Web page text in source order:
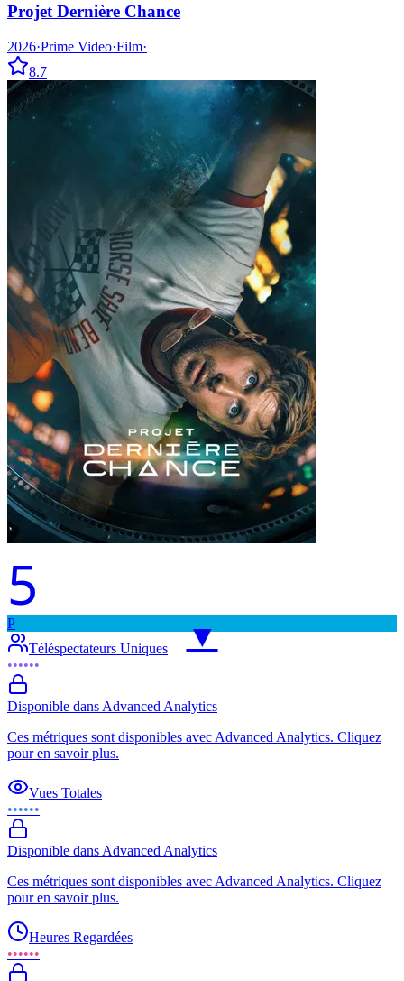
Projet Dernière Chance
2026·Prime Video·Film·
8.7
5
▼
P
Téléspectateurs Uniques
••••••
Disponible dans Advanced Analytics
Ces métriques sont disponibles avec Advanced Analytics. Cliquez
pour en savoir plus.
Vues Totales
••••••
Disponible dans Advanced Analytics
Ces métriques sont disponibles avec Advanced Analytics. Cliquez
pour en savoir plus.
Heures Regardées
••••••